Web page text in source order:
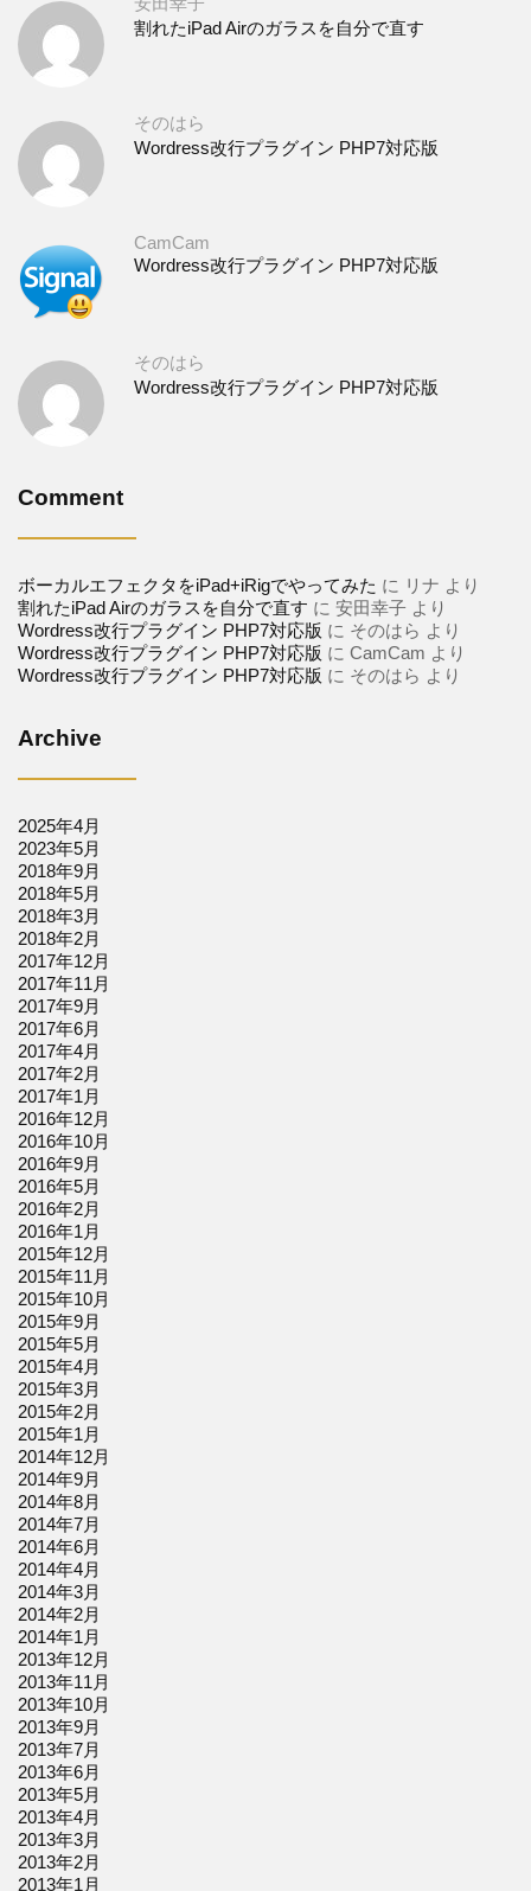
割れたiPad Airのガラスを自分で直す
そのはら
Wordress改行プラグイン PHP7対応版
CamCam
Wordress改行プラグイン PHP7対応版
そのはら
Wordress改行プラグイン PHP7対応版
Comment
ボーカルエフェクタをiPad+iRigでやってみた に リナ より
割れたiPad Airのガラスを自分で直す に 安田幸子 より
Wordress改行プラグイン PHP7対応版 に そのはら より
Wordress改行プラグイン PHP7対応版 に CamCam より
Wordress改行プラグイン PHP7対応版 に そのはら より
Archive
2025年4月
2023年5月
2018年9月
2018年5月
2018年3月
2018年2月
2017年12月
2017年11月
2017年9月
2017年6月
2017年4月
2017年2月
2017年1月
2016年12月
2016年10月
2016年9月
2016年5月
2016年2月
2016年1月
2015年12月
2015年11月
2015年10月
2015年9月
2015年5月
2015年4月
2015年3月
2015年2月
2015年1月
2014年12月
2014年9月
2014年8月
2014年7月
2014年6月
2014年4月
2014年3月
2014年2月
2014年1月
2013年12月
2013年11月
2013年10月
2013年9月
2013年7月
2013年6月
2013年5月
2013年4月
2013年3月
2013年2月
2013年1月